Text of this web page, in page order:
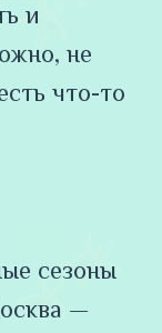
и
не
что-то
сезоны
—